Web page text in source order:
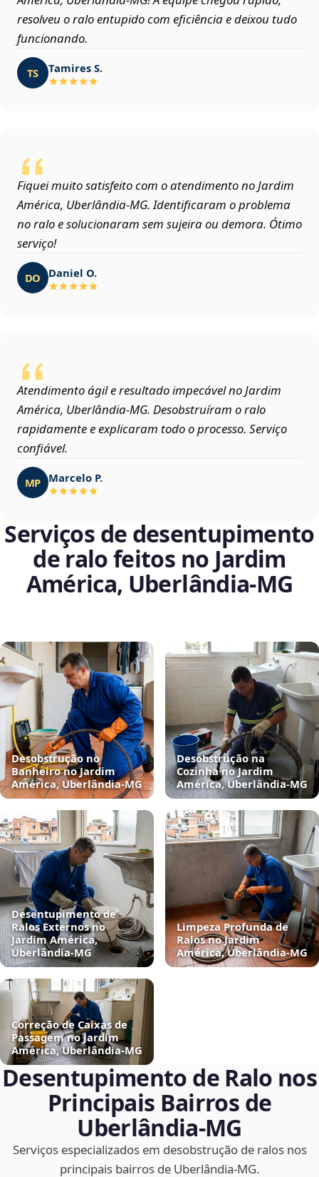
resolveu o ralo entupido com eficiência e deixou tudo
funcionando.
TS Tamires S.
Fiquei muito satisfeito com o atendimento no Jardim
América, Uberlândia‑MG. Identificaram o problema
no ralo e solucionaram sem sujeira ou demora. Ótimo
serviço!
DO Daniel O.
Atendimento ágil e resultado impecável no Jardim
América, Uberlândia‑MG. Desobstruíram o ralo
rapidamente e explicaram todo o processo. Serviço
confiável.
MP Marcelo P.
Serviços de desentupimento
de ralo feitos no Jardim
América, Uberlândia‑MG
Desobstrução no
Banheiro no Jardim
América, Uberlândia‑MG
Desobstrução na
Cozinha no Jardim
América, Uberlândia‑MG
Desentupimento de
Ralos Externos no
Jardim América,
Uberlândia‑MG
Limpeza Profunda de
Ralos no Jardim
América, Uberlândia‑MG
Correção de Caixas de
Passagem no Jardim
América, Uberlândia‑MG
Desentupimento de Ralo nos
Principais Bairros de
Uberlândia‑MG
Serviços especializados em desobstrução de ralos nos
principais bairros de Uberlândia‑MG.